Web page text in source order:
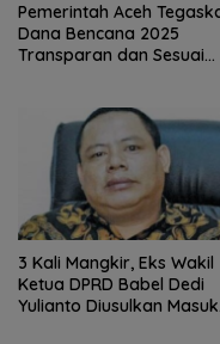
Pemerintah Aceh
Dana Bencana 2025
Transparan dan Sesuai
3 Kali Mangkir, Eks Wakil
Ketua DPRD Babel Dedi
Yulianto Diusulkan Masuk